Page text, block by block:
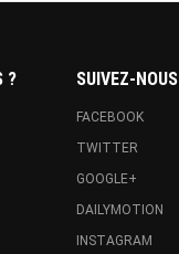
? SUIVEZ-NOUS
FACEBOOK
TWITTER
GOOGLE+
DAILYMOTION
INSTAGRAM